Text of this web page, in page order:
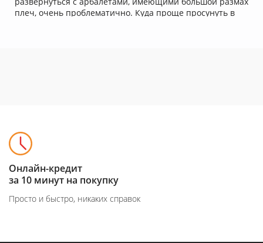
плеч, очень проблематично. Куда проще просунуть в
Бесплатная доставка
по всей России
Мы предлагаем широкий выбор способов получения заказа